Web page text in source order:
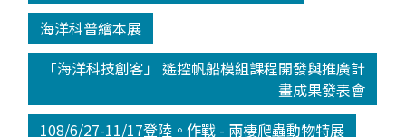
海洋科普繪本展
「海洋科技創客」 遙控帆船模組課程開發與推廣計
畫成果發表會
108/6/27-11/17登陸。作戰 - 兩棲爬蟲動物特展